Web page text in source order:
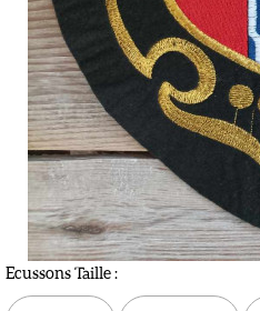
Ecussons Taille :